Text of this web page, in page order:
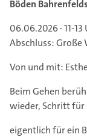
Böden Bahrenfelds
06.06.2026 · 11-
Abschluss: Große
Von und mit:
Beim Gehen
wieder, Schritt für
eigentlich für ein